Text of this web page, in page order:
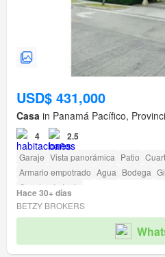
USD$ 431,000
Casa in Panamá Pacífico,
4 2.5
Garaje Vista panorámica Patio
Armario empotrado Agua Bodega
Cancha de tenis
Hace 30+ días
BETZY BROKERS